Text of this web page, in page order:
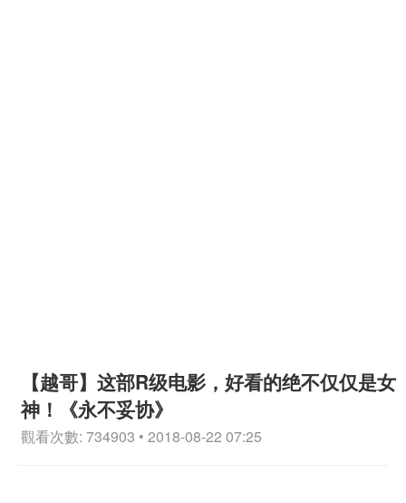
【越哥】这部R级电影，好看的绝不仅仅是女
神！《永不妥协》
觀看次數: 734903 • 2018-08-22 07:25